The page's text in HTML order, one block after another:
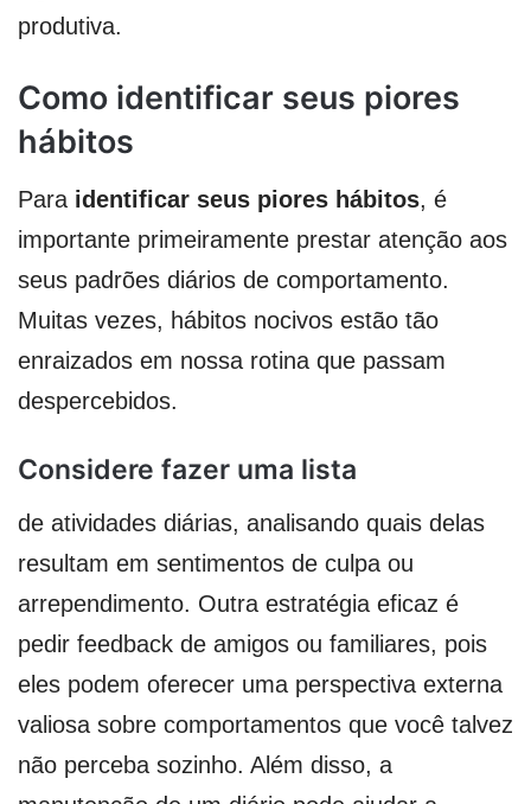
produtiva.
Como identificar seus piores
hábitos
Para identificar seus piores hábitos, é
importante primeiramente prestar atenção aos
seus padrões diários de comportamento.
Muitas vezes, hábitos nocivos estão tão
enraizados em nossa rotina que passam
despercebidos.
Considere fazer uma lista
de atividades diárias, analisando quais delas
resultam em sentimentos de culpa ou
arrependimento. Outra estratégia eficaz é
pedir feedback de amigos ou familiares, pois
eles podem oferecer uma perspectiva externa
valiosa sobre comportamentos que você talvez
não perceba sozinho. Além disso, a